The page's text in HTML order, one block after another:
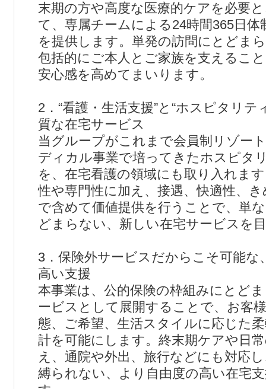
末期の方や高度な医療的ケアを必要
て、専属チームによる24時間365日体
を提供します。単発の訪問にとどま
包括的にご本人とご家族を支えるこ
安心感を高めてまいります。
2．“看護・生活支援”と“ホスピタリテ
質な在宅サービス
当グループがこれまで会員制リゾー
ディカル事業で培ってきたホスピタ
を、在宅看護の領域にも取り入れま
性や専門性に加え、接遇、快適性、
で含めて価値提供を行うことで、単
どまらない、新しい在宅サービスを
3．保険外サービスだからこそ可能な
高い支援
本事業は、公的保険の枠組みにとど
ービスとして展開することで、お客
態、ご希望、生活スタイルに応じた
計を可能にします。終末期ケアや日
え、通院や外出、旅行などにも対応
縛られない、より自由度の高い在宅